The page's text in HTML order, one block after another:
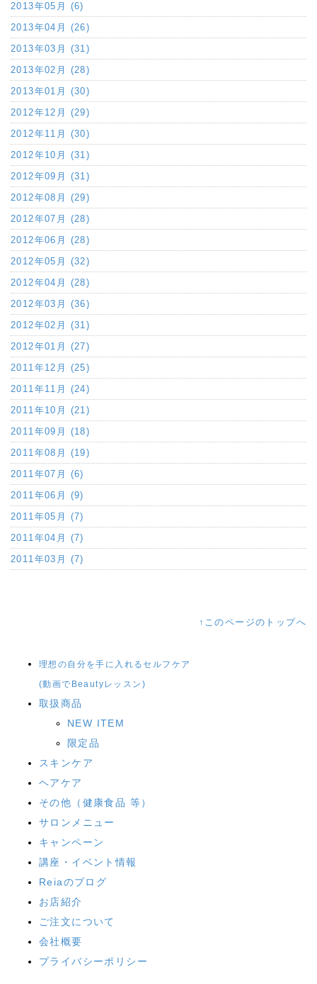
2013年05月 (6)
2013年04月 (26)
2013年03月 (31)
2013年02月 (28)
2013年01月 (30)
2012年12月 (29)
2012年11月 (30)
2012年10月 (31)
2012年09月 (31)
2012年08月 (29)
2012年07月 (28)
2012年06月 (28)
2012年05月 (32)
2012年04月 (28)
2012年03月 (36)
2012年02月 (31)
2012年01月 (27)
2011年12月 (25)
2011年11月 (24)
2011年10月 (21)
2011年09月 (18)
2011年08月 (19)
2011年07月 (6)
2011年06月 (9)
2011年05月 (7)
2011年04月 (7)
2011年03月 (7)
↑このページのトップへ
理想の自分を手に入れるセルフケア
(動画でBeautyレッスン)
取扱商品
NEW ITEM
限定品
スキンケア
ヘアケア
その他（健康食品 等）
サロンメニュー
キャンペーン
講座・イベント情報
Reiaのブログ
お店紹介
ご注文について
会社概要
プライバシーポリシー